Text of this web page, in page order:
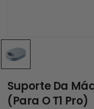
Suporte Da
(para O T1 Pro)